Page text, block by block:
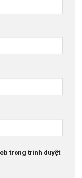
trong trình duyệt